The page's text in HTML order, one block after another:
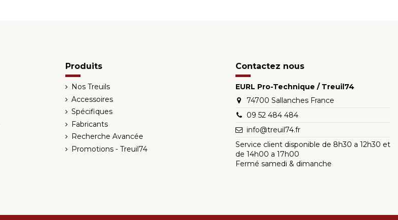
Produits
Nos Treuils
Accessoires
Spécifiques
Fabricants
Recherche Avancée
Promotions - Treuil74
Contactez nous
EURL Pro-Technique / Treuil74
74700 Sallanches France
09 52 484 484
info@treuil74.fr
Service client disponible de 8h30 a 12h30 et
de 14h00 a 17h00
Fermé samedi & dimanche